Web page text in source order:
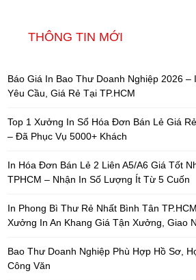
THÔNG TIN MỚI
Báo Giá In Bao Thư Doanh Nghiệp 2026 –
Yêu Cầu, Giá Rẻ Tại TP.HCM
Top 1 Xưởng In Sổ Hóa Đơn Bán Lẻ Giá
– Đã Phục Vụ 5000+ Khách
In Hóa Đơn Bán Lẻ 2 Liên A5/A6 Giá Tốt
TPHCM – Nhận In Số Lượng Ít Từ 5 Cuốn
In Phong Bì Thư Rẻ Nhất Bình Tân
Xưởng In An Khang Giá Tận Xưởng, Giao
Bao Thư Doanh Nghiệp Phù Hợp Hồ Sơ,
Công Văn